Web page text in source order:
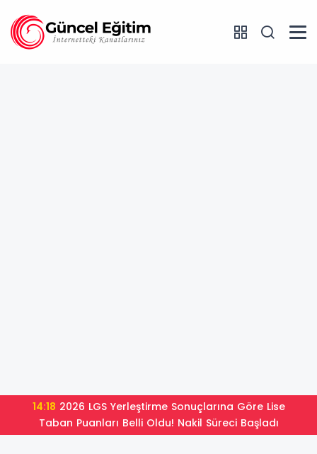
14:18
Taban Puanları Belli Oldu! Nakil Süreci Başladı